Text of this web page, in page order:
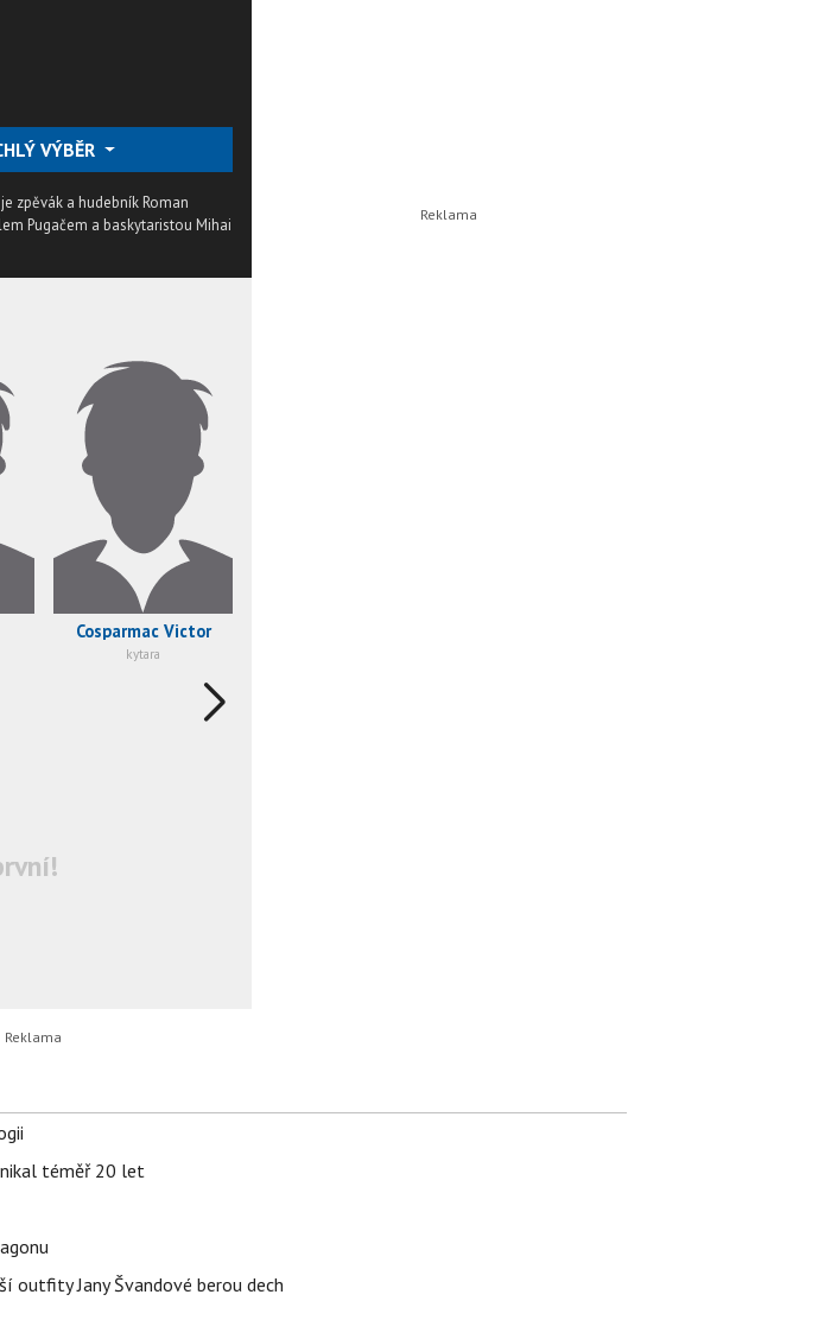
VÝBĚR
zpěvák a hudebník Roman
Pugačem a baskytaristou Mihai
Cosparmac Victor
kytara
téměř 20 let
outfity Jany Švandové berou dech